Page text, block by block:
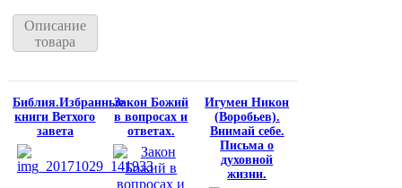
Описание
товара
Библия.Избранные
книги Ветхого
завета
Закон Божий
в вопросах и
ответах.
Игумен Никон
(Воробьев).
Внимай себе.
Письма о
духовной
жизни.